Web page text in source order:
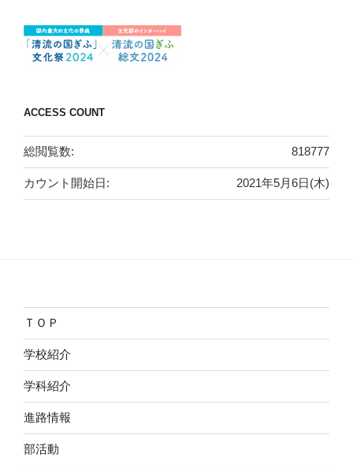
ACCESS COUNT
818777
総閲覧数:
2021年5月6日(木)
カウント開始日:
ＴＯＰ
学校紹介
学科紹介
進路情報
部活動